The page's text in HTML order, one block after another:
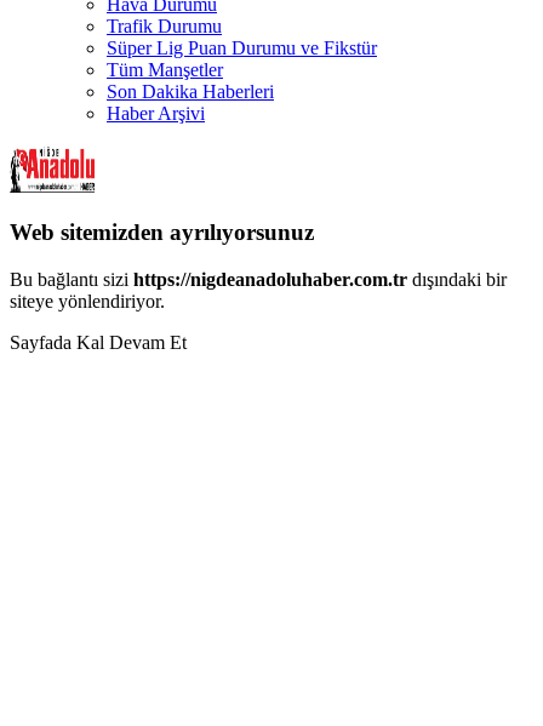
Trafik Durumu
Süper Lig Puan Durumu ve Fikstür
Tüm Manşetler
Son Dakika Haberleri
Haber Arşivi
Web sitemizden ayrılıyorsunuz
Bu bağlantı sizi https://nigdeanadoluhaber.com.tr dışındaki bir
siteye yönlendiriyor.
Sayfada Kal Devam Et